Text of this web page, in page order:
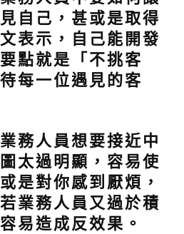
自己，甚或是取得
表示，自己能開發
點就是「不挑客
每一位遇見的客
務人員想要接近中
太過明顯，容易使
是對你感到厭煩，
業務人員又過於積
易造成反效果。